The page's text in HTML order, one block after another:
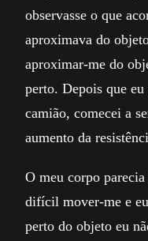
observasse o que
aproximava do
aproximar-me do
perto. Depois que
camião, comecei a
aumento da
O meu corpo
difícil mover-me e
perto do objeto eu